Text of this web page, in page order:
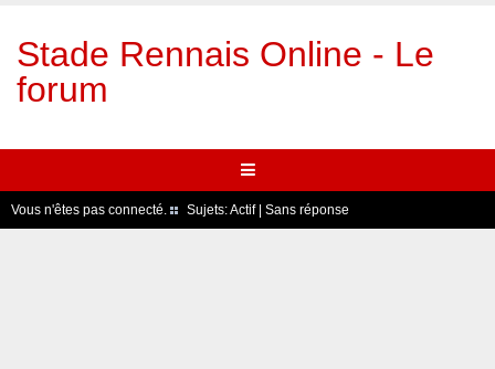
Stade Rennais Online - Le
forum
Vous n'êtes pas connecté. Sujets:Actif| Sans réponse